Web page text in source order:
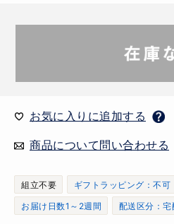
お気に入りに追加する
商品について問い合わせる
組立不要
ギフトラッピング：不可
お届け日数1～2週間
配送区分：